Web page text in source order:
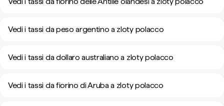
Vedi i tassi da peso argentino a zloty polacco
Vedi i tassi da dollaro australiano a zloty polacco
Vedi i tassi da fiorino di Aruba a zloty polacco